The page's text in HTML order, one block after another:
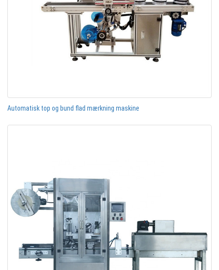
Automatisk top og bund flad mærkning maskine